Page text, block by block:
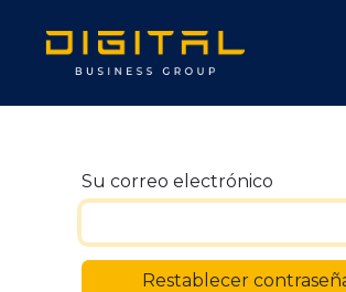
Su correo electrónico
Restablecer